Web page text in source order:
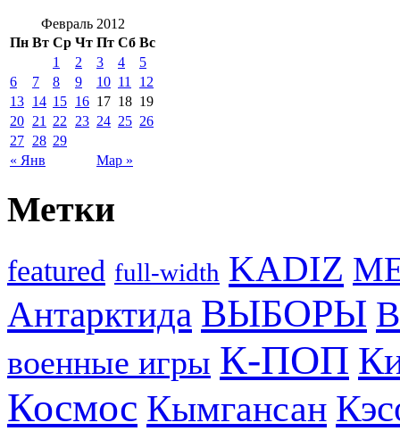
Февраль 2012
Пн Вт Ср Чт Пт Сб Вс
« Янв Мар »
1 2 3 4
5
6
7 8 9 10 11
12
13 14 15 16 17 18 19
20 21 22 23 24 25 26
27 28 29
Метки
featured full-width KADIZ
Антарктида ВЫБОРЫ
военные игры К-ПОП
Космос Кымгансан